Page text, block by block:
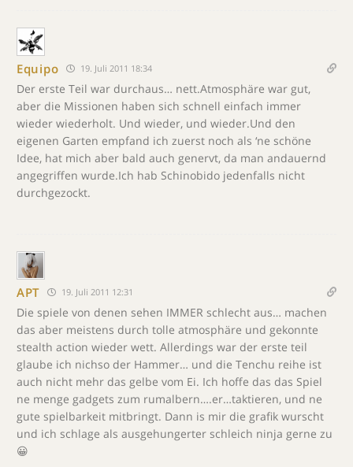
Equipo 19. Juli 2011 18:34
Der erste Teil war durchaus… nett.Atmosphäre war gut,
aber die Missionen haben sich schnell einfach immer
wieder wiederholt. Und wieder, und wieder.Und den
eigenen Garten empfand ich zuerst noch als ‘ne schöne
Idee, hat mich aber bald auch genervt, da man andauernd
angegriffen wurde.Ich hab Schinobido jedenfalls nicht
durchgezockt.
APT 19. Juli 2011 12:31
Die spiele von denen sehen IMMER schlecht aus… machen
das aber meistens durch tolle atmosphäre und gekonnte
stealth action wieder wett. Allerdings war der erste teil
glaube ich nichso der Hammer… und die Tenchu reihe ist
auch nicht mehr das gelbe vom Ei. Ich hoffe das das Spiel
ne menge gadgets zum rumalbern….er…taktieren, und ne
gute spielbarkeit mitbringt. Dann is mir die grafik wurscht
und ich schlage als ausgehungerter schleich ninja gerne zu
😀